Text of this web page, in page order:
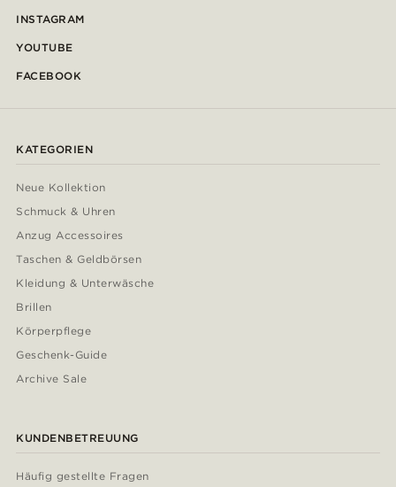
INSTAGRAM
YOUTUBE
FACEBOOK
KATEGORIEN
Neue Kollektion
Schmuck & Uhren
Anzug Accessoires
Taschen & Geldbörsen
Kleidung & Unterwäsche
Brillen
Körperpflege
Geschenk-Guide
Archive Sale
KUNDENBETREUUNG
Häufig gestellte Fragen